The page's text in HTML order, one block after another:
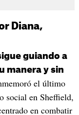
Diana,
guiando a
manera y sin
el último
social en Sheffield,
en combatir